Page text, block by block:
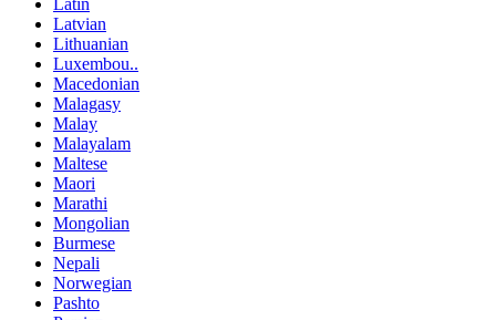
Latin
Latvian
Lithuanian
Luxembou..
Macedonian
Malagasy
Malay
Malayalam
Maltese
Maori
Marathi
Mongolian
Burmese
Nepali
Norwegian
Pashto